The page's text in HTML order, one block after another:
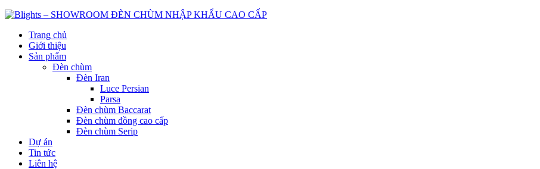
Trang chủ
Giới thiệu
Sản phẩm
Đèn chùm
Đèn Iran
Luce Persian
Parsa
Đèn chùm Baccarat
Đèn chùm đồng cao cấp
Đèn chùm Serip
Dự án
Tin tức
Liên hệ